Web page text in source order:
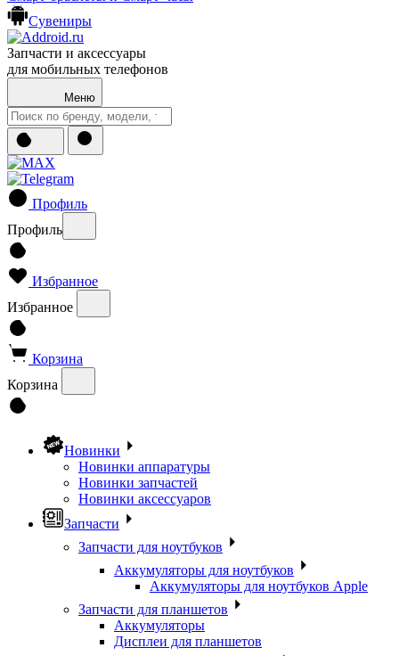
Сувениры
Запчасти и аксессуары
для мобильных телефонов
Меню
Профиль
Профиль
Избранное
Избранное
Корзина
Корзина
Новинки
Новинки аппаратуры
Новинки запчастей
Новинки аксессуаров
Запчасти
Запчасти для ноутбуков
Аккумуляторы для ноутбуков
Аккумуляторы для ноутбуков Apple
Запчасти для планшетов
Аккумуляторы
Дисплеи для планшетов